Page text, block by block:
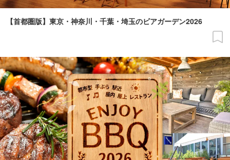
【首都圏版】東京・神奈川・千葉・埼玉のビアガーデン2026